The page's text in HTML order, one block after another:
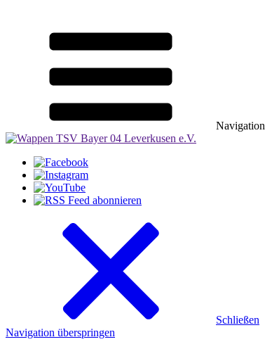
Navigation
Schließen
Navigation überspringen